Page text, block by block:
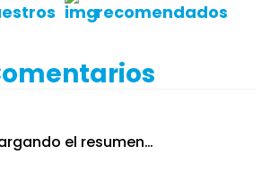
recomendados
el resumen…